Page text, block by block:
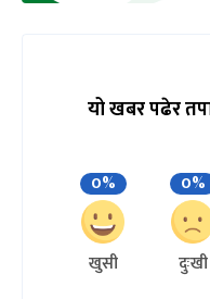
यो खबर पढेर
0%
खुसी
0%
दुःखी